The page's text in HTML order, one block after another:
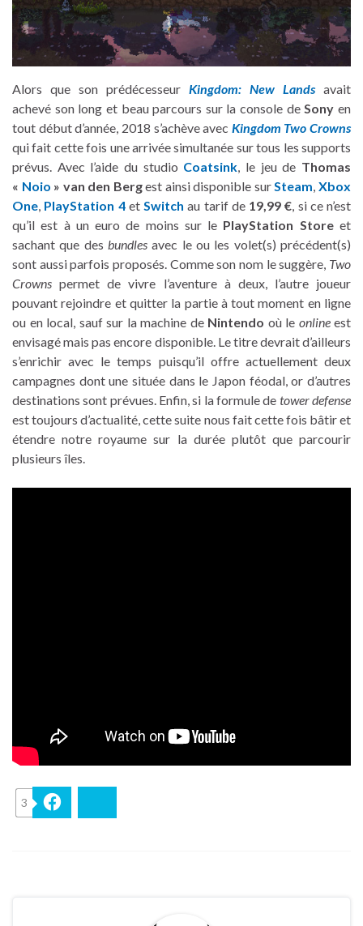
Alors que son prédécesseur Kingdom: New Lands avait
achevé son long et beau parcours sur la console deSony en
tout début d’année, 2018 s’achève avec Kingdom Two Crowns
qui fait cette fois une arrivée simultanée sur tous les supports
prévus. Avec l’aide du studio Coatsink, le jeu de Thomas
« Noio » van den Bergest ainsi disponible surSteam,Xbox
One, PlayStation 4et Switch au tarif de 19,99 €, si ce n’est
qu’il est à un euro de moins sur le PlayStation Storeet
sachant que des bundlesavec le ou les volet(s) précédent(s)
sont aussi parfois proposés. Comme son nom le suggère, Two
Crowns permet de vivre l’aventure à deux, l’autre joueur
pouvant rejoindre et quitter la partie à tout moment en ligne
ou en local, sauf sur la machine de Nintendo où le online est
envisagé mais pas encore disponible. Le titre devrait d’ailleurs
s’enrichir avec le temps puisqu’il offre actuellement deux
campagnes dont une située dans le Japon féodal, or d’autres
destinations sont prévues. Enfin, si la formule de tower defense
est toujours d’actualité, cette suite nous fait cette fois bâtir et
étendre notre royaume sur la durée plutôt que parcourir
plusieurs îles.
3